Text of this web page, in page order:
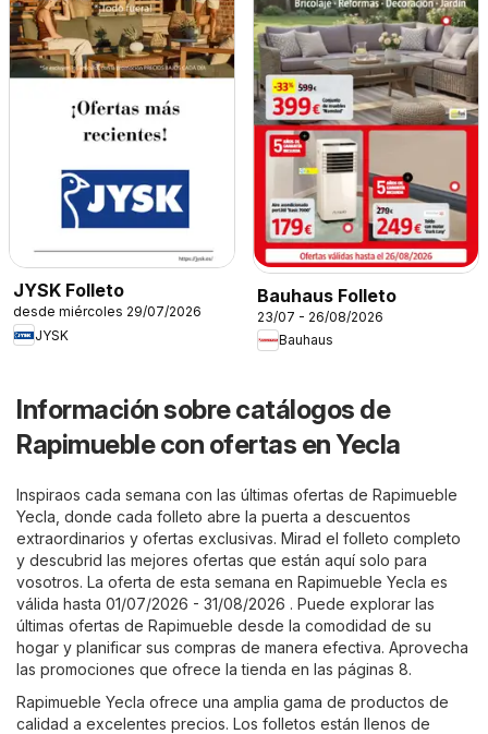
JYSK Folleto
desde miércoles 29/07/2026
JYSK
Bauhaus Folleto
23/07 - 26/08/2026
Bauhaus
Información sobre catálogos de
Rapimueble con ofertas en Yecla
Inspiraos cada semana con las últimas ofertas de Rapimueble
Yecla, donde cada folleto abre la puerta a descuentos
extraordinarios y ofertas exclusivas. Mirad el folleto completo
y descubrid las mejores ofertas que están aquí solo para
vosotros. La oferta de esta semana en Rapimueble Yecla es
válida hasta 01/07/2026 - 31/08/2026 . Puede explorar las
últimas ofertas de Rapimueble desde la comodidad de su
hogar y planificar sus compras de manera efectiva. Aprovecha
las promociones que ofrece la tienda en las páginas 8.
Rapimueble Yecla ofrece una amplia gama de productos de
calidad a excelentes precios. Los folletos están llenos de